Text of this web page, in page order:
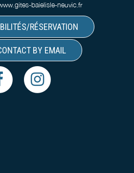
baielisle-neuvic.fr
RÉSERVATION
BY EMAIL